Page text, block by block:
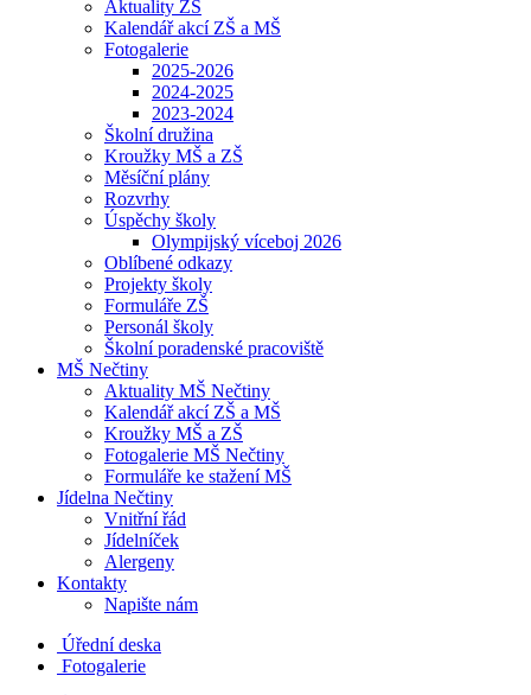
Aktuality ZŠ
Kalendář akcí ZŠ a MŠ
Fotogalerie
2025-2026
2024-2025
2023-2024
Školní družina
Kroužky MŠ a ZŠ
Měsíční plány
Rozvrhy
Úspěchy školy
Olympijský víceboj 2026
Oblíbené odkazy
Projekty školy
Formuláře ZŠ
Personál školy
Školní poradenské pracoviště
MŠ Nečtiny
Aktuality MŠ Nečtiny
Kalendář akcí ZŠ a MŠ
Kroužky MŠ a ZŠ
Fotogalerie MŠ Nečtiny
Formuláře ke stažení MŠ
Jídelna Nečtiny
Vnitřní řád
Jídelníček
Alergeny
Kontakty
Napište nám
Úřední deska
Fotogalerie